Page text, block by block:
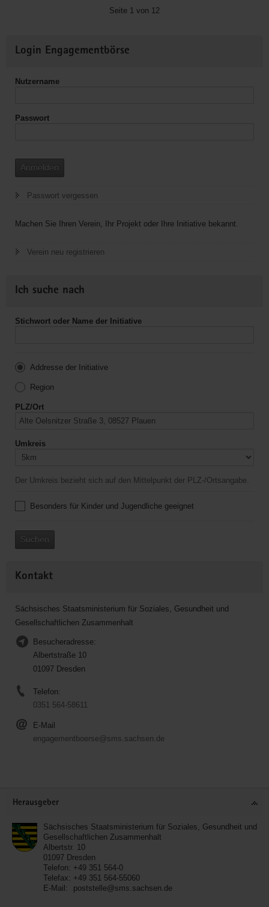
Seite 1 von 12
Informationen
Login Engagementbörse
Nutzername
Passwort
Anmelden
Passwort vergessen
Machen Sie Ihren Verein, Ihr Projekt oder Ihre Initiative bekannt.
Verein neu registrieren
Ich suche nach
Stichwort oder Name der Initiative
Addresse der Initiative
Region
PLZ/Ort
Umkreis
Der Umkreis bezieht sich auf den Mittelpunkt der PLZ-/Ortsangabe.
Besonders für Kinder und Jugendliche geeignet
Suchen
Kontakt
Sächsisches Staatsministerium für Soziales, Gesundheit und
Gesellschaftlichen Zusammenhalt
Besucheradresse:
Albertstraße 10
01097 Dresden
Telefon:
0351 564-58611
E-Mail
engagementboerse@sms.sachsen.de
Herausgeber
Sächsisches Staatsministerium für Soziales, Gesundheit und
Gesellschaftlichen Zusammenhalt
Albertstr. 10
01097 Dresden
Telefon: +49 351 564-0
Telefax: +49 351 564-55060
E-Mail:
poststelle@sms.sachsen.de